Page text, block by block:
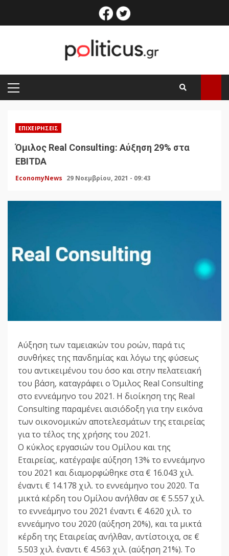
facebook
PRIMARY
MENU
ΕΠΙΧΕΙΡΉΣΕΙΣ
Όμιλος Real Consulting: Αύξηση 29% στα
EBITDA
EconomyNews 29 Νοεμβρίου, 2021 - 09:43
Αύξηση των ταμειακών του ροών, παρά τις
συνθήκες της πανδημίας και λόγω της φύσεως
του αντικειμένου του όσο και στην πελατειακή
του βάση, καταγράφει ο Όμιλος Real Consulting
στο εννεάμηνο του 2021. Η διοίκηση της Real
Consulting παραμένει αισιόδοξη για την εικόνα
των οικονομικών αποτελεσμάτων της εταιρείας
για το τέλος της χρήσης του 2021.
Ο κύκλος εργασιών του Ομίλου και της
Εταιρείας, κατέγραψε αύξηση 13% το εννεάμηνο
του 2021 και διαμορφώθηκε στα € 16.043 χιλ.
έναντι € 14.178 χιλ. το εννεάμηνο του 2020. Τα
μικτά κέρδη του Ομίλου ανήλθαν σε € 5.557 χιλ.
το εννεάμηνο του 2021 έναντι € 4.620 χιλ. το
εννεάμηνο του 2020 (αύξηση 20%), και τα μικτά
κέρδη της Εταιρείας ανήλθαν, αντίστοιχα, σε €
5.503 χιλ. έναντι € 4.563 χιλ. (αύξηση 21%). Το